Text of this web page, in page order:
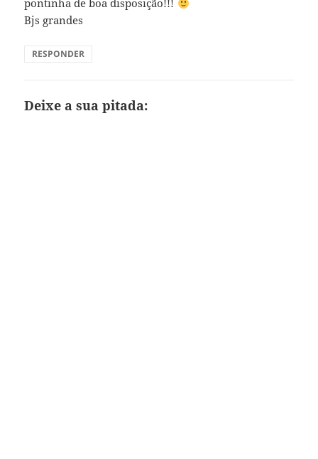
pontinha de boa disposição!!!
Bjs grandes
RESPONDER
Deixe a sua pitada: